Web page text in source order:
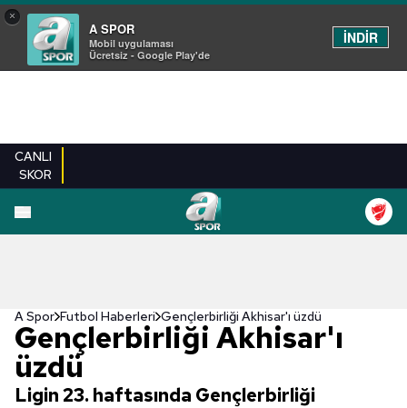
×
A SPOR
Mobil uygulaması
Ücretsiz - Google Play'de
İNDİR
CANLI
SKOR
A Spor Futbol Haberleri Gençlerbirliği Akhisar'ı üzdü
Gençlerbirliği Akhisar'ı
üzdü
Ligin 23. haftasında Gençlerbirliği